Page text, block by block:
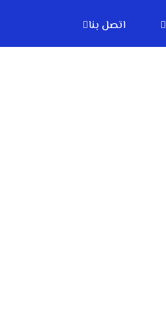
اتصل بنا